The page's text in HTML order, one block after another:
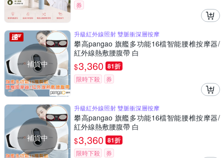
券
補貨中
升級紅外線照射 雙脈衝深層按摩
攀高pangao 旗艦多功能16檔智能腰椎按摩器/
紅外線熱敷腰腹帶 白
$3,360 81折
限時下殺 券
補貨中
升級紅外線照射 雙脈衝深層按摩
攀高pangao 旗艦多功能16檔智能腰椎按摩器/
紅外線熱敷腰腹帶 白
$3,360 81折
限時下殺 券